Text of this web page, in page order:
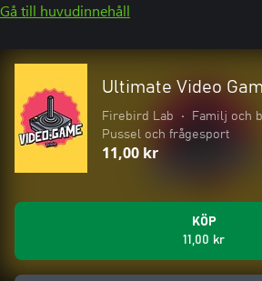
Gå till huvudinnehåll
Ultimate Video
Firebird Lab • Familj och
Pussel och frågesport
11,00 kr
KÖP
11,00 kr